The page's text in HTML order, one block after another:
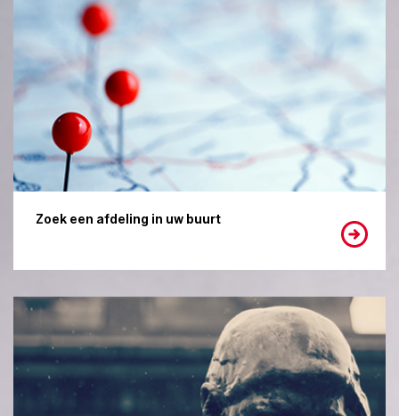
Zoek een afdeling in uw buurt